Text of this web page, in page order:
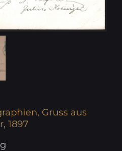
Gruss aus
1897